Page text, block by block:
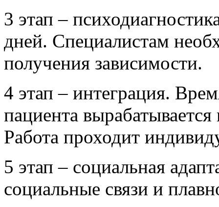
3 этап –
дней. Специалистам
получения зависимости.
4 этап – интеграция.
пациента
Работа проходит
5 этап – социальная
социальные связи и